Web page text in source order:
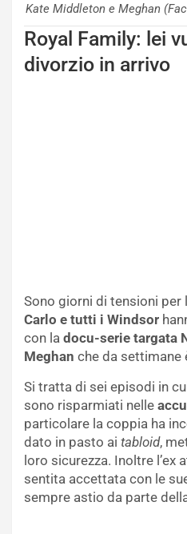
Kate Middleton e Meghan
Royal Family: lei
divorzio in arrivo
Sono giorni di tensioni per
Carlo e tutti i Windsor
con la docu-serie targata
Meghan che da settimane
Si tratta di sei episodi in
sono risparmiati nelle
particolare la coppia ha
dato in pasto ai tabloid,
loro sicurezza. Inoltre l’ex
sentita accettata con le
sempre astio da parte